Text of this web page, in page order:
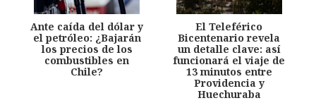
Ante caída del dólar y
el petróleo: ¿Bajarán
los precios de los
combustibles en
Chile?
El Teleférico
Bicentenario revela
un detalle clave: así
funcionará el viaje de
13 minutos entre
Providencia y
Huechuraba